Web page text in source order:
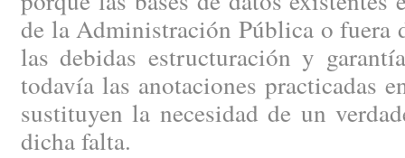
de la Administración Pública o fuera
las debidas estructuración y
todavía las anotaciones practicadas
sustituyen la necesidad de un
dicha falta.